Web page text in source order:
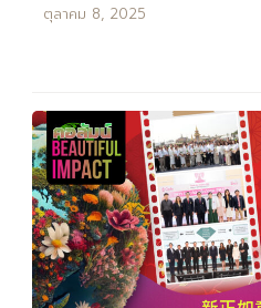
ตุลาคม 8, 2025